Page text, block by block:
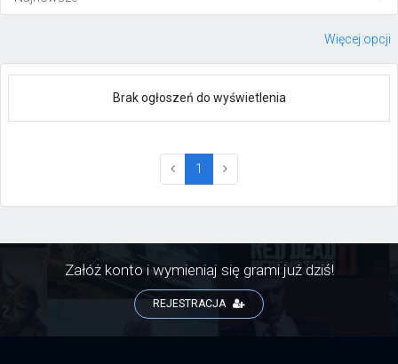
Więcej opcji
Brak ogłoszeń do wyświetlenia
1 (current)
Załóż konto i wymieniaj się grami już dziś!
REJESTRACJA